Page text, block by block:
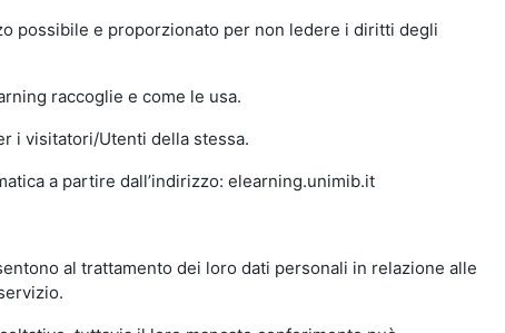
possibile e proporzionato per non ledere i diritti degli
raccoglie e come le usa.
i visitatori/Utenti della stessa.
a partire dall’indirizzo: elearning.unimib.it
al trattamento dei loro dati personali in relazione alle